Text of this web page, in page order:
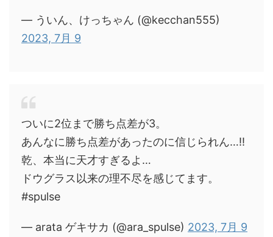
— ういん、けっちゃん (@kecchan555)
2023, 7月 9
ついに2位まで勝ち点差が3。
あんなに勝ち点差があったのに信じられん…‼︎
乾、本当に天才すぎるよ…
ドウグラス以来の理不尽を感じてます。
#spulse
— arata ゲキサカ (@ara_spulse) 2023, 7月 9